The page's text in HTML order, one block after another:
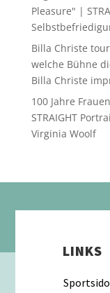
Pleasure" |
Billa Christe
welche Bühne
Billa Christe
100 Jahre
STRAIGHT
Virginia Woolf
LINKS